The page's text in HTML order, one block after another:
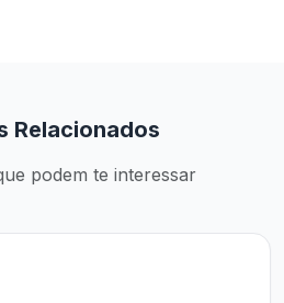
Relacionados
podem te interessar